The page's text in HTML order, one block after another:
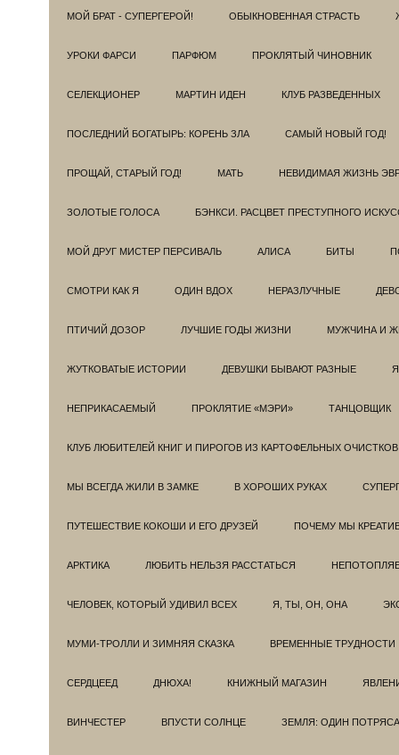
МОЙ БРАТ - СУПЕРГЕРОЙ! ОБЫКНОВЕННАЯ СТРАСТЬ
УРОКИ ФАРСИ ПАРФЮМ ПРОКЛЯТЫЙ ЧИНОВНИК
СЕЛЕКЦИОНЕР МАРТИН ИДЕН КЛУБ РАЗВЕДEННЫХ
ПОСЛЕДНИЙ БОГАТЫРЬ: КОРЕНЬ ЗЛА САМЫЙ НОВЫЙ ГОД!
ПРОЩАЙ, СТАРЫЙ ГОД! МАТЬ НЕВИДИМАЯ ЖИЗНЬ
ЗОЛОТЫЕ ГОЛОСА БЭНКСИ. РАСЦВЕТ ПРЕСТУПНОГО
МОЙ ДРУГ МИСТЕР ПЕРСИВАЛЬ АЛИСА БИТЫ
СМОТРИ КАК Я ОДИН ВДОХ НЕРАЗЛУЧНЫЕ
ПТИЧИЙ ДОЗОР ЛУЧШИЕ ГОДЫ ЖИЗНИ МУЖЧИНА И
ЖУТКОВАТЫЕ ИСТОРИИ ДЕВУШКИ БЫВАЮТ РАЗНЫЕ
НЕПРИКАСАЕМЫЙ ПРОКЛЯТИЕ «МЭРИ» ТАНЦОВЩИК
КЛУБ ЛЮБИТЕЛЕЙ КНИГ И ПИРОГОВ ИЗ КАРТОФЕЛЬНЫХ ОЧИСТКОВ
МЫ ВСЕГДА ЖИЛИ В ЗАМКЕ В ХОРОШИХ РУКАХ
ПУТЕШЕСТВИЕ КОКОШИ И ЕГО ДРУЗЕЙ ПОЧЕМУ МЫ
АРКТИКА ЛЮБИТЬ НЕЛЬЗЯ РАССТАТЬСЯ
ЧЕЛОВЕК, КОТОРЫЙ УДИВИЛ ВСЕХ Я, ТЫ, ОН, ОНА
МУМИ-ТРОЛЛИ И ЗИМНЯЯ СКАЗКА ВРЕМЕННЫЕ ТРУДНОСТИ
СЕРДЦЕЕД ДНЮХА! КНИЖНЫЙ МАГАЗИН
ВИНЧЕСТЕР ВПУСТИ СОЛНЦЕ ЗЕМЛЯ: ОДИН